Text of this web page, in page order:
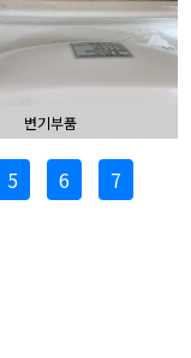
변기부품
5 6
7